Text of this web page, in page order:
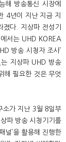
해 방송통신 시장에
4년이 지난 지금 지
다. 지상파 전성기
서는 UHD KOREA
방송 시청자 조사’
지상파 UHD 방송
해 필요한 것은 무엇
소가 지난 3월 8일부
파 방송 시청기기를
널’을 활용해 진행한